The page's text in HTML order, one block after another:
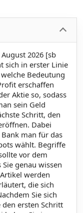
2026 [sb
sich in erster Linie
Bedeutung
erschaffen
Aktie so, sodass
sein Geld
Schritt, den
Dabei
man für das
wählt. Begriffe
vor dem
genau wissen
werden
die sich
Sie sich
ersten Schritt